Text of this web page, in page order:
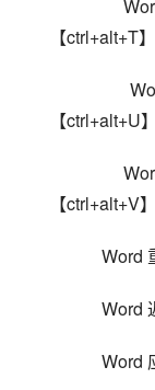
【ctrl+alt+T】
    Word 更新表格格式快捷键——
【ctrl+alt+U】
    Word 插入自动图文集快捷键——
【ctrl+alt+V】